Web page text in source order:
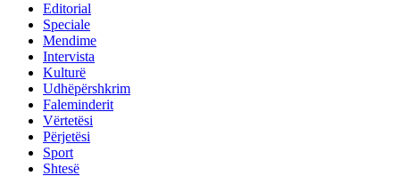
Editorial
Speciale
Mendime
Intervista
Kulturë
Udhëpërshkrim
Faleminderit
Vërtetësi
Përjetësi
Sport
Shtesë